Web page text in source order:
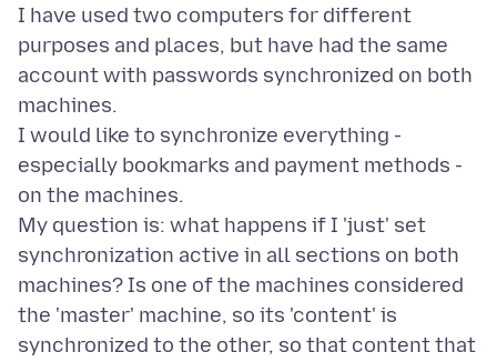
I have used two computers for different
purposes and places, but have had the same
account with passwords synchronized on both
machines.
I would like to synchronize everything -
especially bookmarks and payment methods -
on the machines.
My question is: what happens if I 'just' set
synchronization active in all sections on both
machines? Is one of the machines considered
the 'master' machine, so its 'content' is
synchronized to the other, so that content that